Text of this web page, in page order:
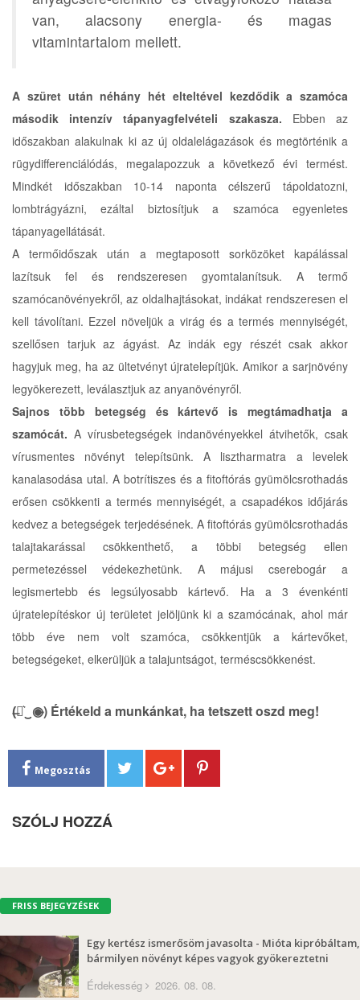
van, alacsony energia- és magas
vitamintartalom mellett.
A szüret után néhány hét elteltével kezdődik a szamóca
második intenzív tápanyagfelvételi szakasza. Ebben az
időszakban alakulnak ki az új oldalelágazások és megtörténik a
rügydifferenciálódás, megalapozzuk a következő évi termést.
Mindkét időszakban 10-14 naponta célszerű tápoldatozni,
lombtrágyázni, ezáltal biztosítjuk a szamóca egyenletes
tápanyagellátását.
A termőidőszak után a megtaposott sorközöket kapálással
lazítsuk fel és rendszeresen gyomtalanítsuk. A termő
szamócanövényekről, az oldalhajtásokat, indákat rendszeresen el
kell távolítani. Ezzel növeljük a virág és a termés mennyiségét,
szellősen tarjuk az ágyást. Az indák egy részét csak akkor
hagyjuk meg, ha az ültetvényt újratelepítjük. Amikor a sarjnövény
legyökerezett, leválasztjuk az anyanövényről.
Sajnos több betegség és kártevő is megtámadhatja a
szamócát. A vírusbetegségek indanövényekkel átvihetők, csak
vírusmentes növényt telepítsünk. A lisztharmatra a levelek
kanalasodása utal. A botrítiszes és a fitoftórás gyümölcsrothadás
erősen csökkenti a termés mennyiségét, a csapadékos időjárás
kedvez a betegségek terjedésének. A fitoftórás gyümölcsrothadás
talajtakarással csökkenthető, a többi betegség ellen
permetezéssel védekezhetünk. A májusi cserebogár a
legismertebb és legsúlyosabb kártevő. Ha a 3 évenkénti
újratelepítéskor új területet jelöljünk ki a szamócának, ahol már
több éve nem volt szamóca, csökkentjük a kártevőket,
betegségeket, elkerüljük a talajuntságot, terméscsökkenést.
(̶◉͛‿◉̶) Értékeld a munkánkat, ha tetszett oszd meg!
Megosztás
SZÓLJ HOZZÁ
FRISS BEJEGYZÉSEK
Egy kertész ismerősöm javasolta - Mióta kipróbáltam,
bármilyen növényt képes vagyok gyökereztetni
Érdekesség 2026. 08. 08.